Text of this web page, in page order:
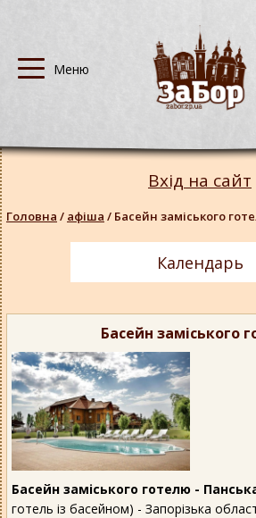
Басейн заміського
Басейн заміського готелю -
готель із басейном) - Запорізька
Вхід на сайт
Головна / афіша / Басейн заміського
Календарь